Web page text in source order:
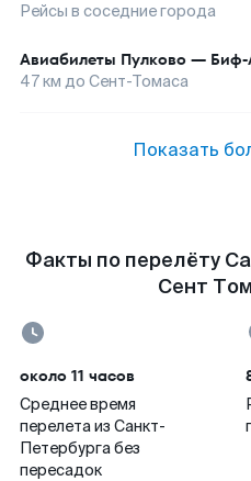
Рейсы в соседние города
Авиабилеты Пулково —
47км до Сент-Томаса
Показать
Факты по перелёту
Сент
около 11 часов
Среднее время
перелета из Санкт-
Петербурга без
пересадок